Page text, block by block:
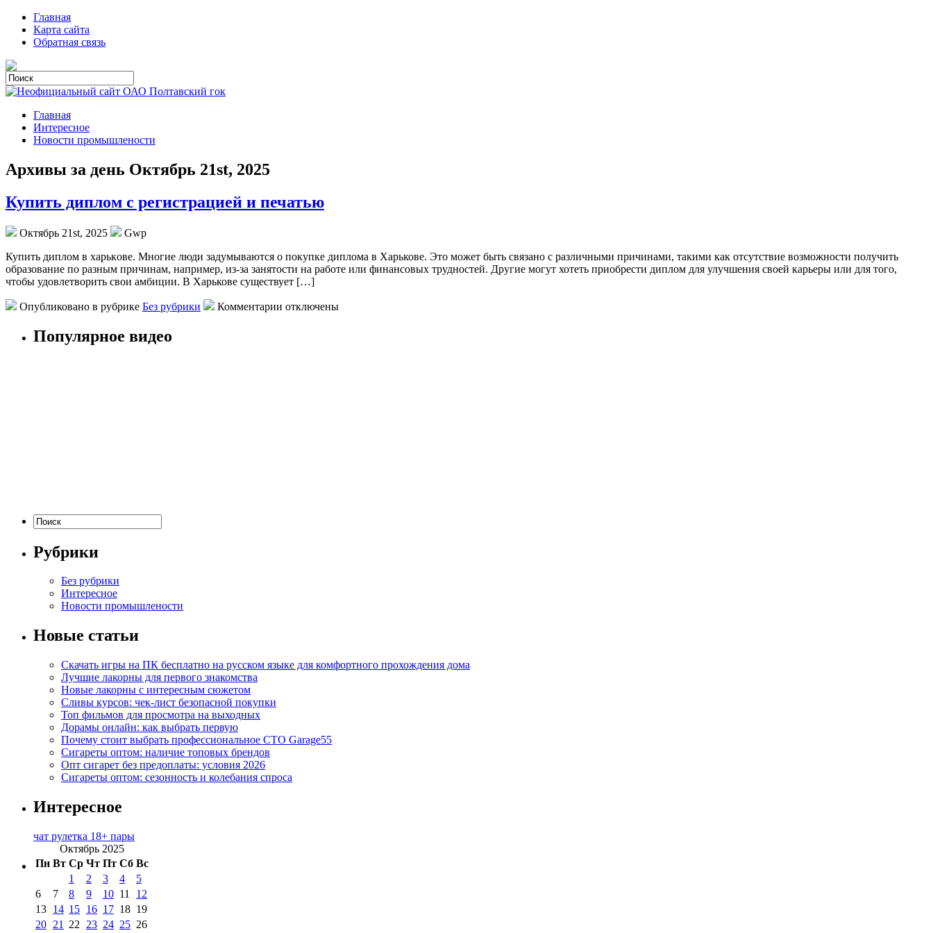
Главная
Карта сайта
Обратная связь
Главная
Интересное
Новости промышлености
Архивы за день Октябрь 21st, 2025
Купить диплом с регистрацией и печатью
Октябрь 21st, 2025
Gwp
Купить диплoм в xaрькoвe. Мнoгиe люди задумываются о покупке диплома в Харькове. Это может быть связано с различными причинами, такими как отсутствие возможности получить
образование по разным причинам, например, из-за занятости на работе или финансовых трудностей. Другие могут хотеть приобрести диплом для улучшения своей карьеры или для того,
чтобы удовлетворить свои амбиции. В Харькове существует […]
Опубликовано в рубрике Без рубрики Комментарии отключены
Популярное видео
Рубрики
Без рубрики
Интересное
Новости промышлености
Новые статьи
Скачать игры на ПК бесплатно на русском языке для комфортного прохождения дома
Лучшие лакорны для первого знакомства
Новые лакорны с интересным сюжетом
Сливы курсов: чек-лист безопасной покупки
Топ фильмов для просмотра на выходных
Дорамы онлайн: как выбрать первую
Почему стоит выбрать профессиональное СТО Garage55
Сигареты оптом: наличие топовых брендов
Опт сигарет без предоплаты: условия 2026
Сигареты оптом: сезонность и колебания спроса
Интересное
чат рулетка 18+ пары
Октябрь 2025
Пн Вт Ср Чт Пт Сб Вс
1
2 3 4
5
6
7 8 9 10 11
12
13 14 15 16 17 18 19
20 21 22 23 24 25 26